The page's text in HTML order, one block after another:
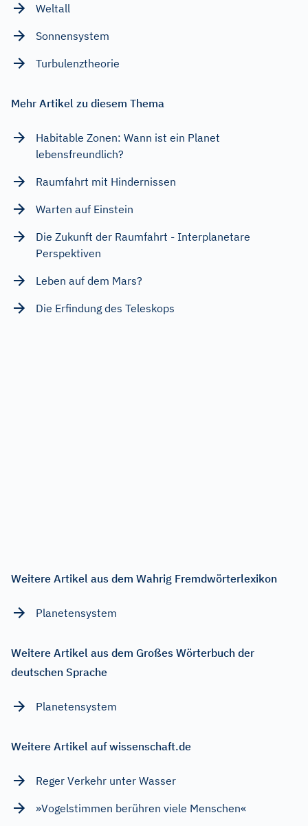
Weltall
Sonnensystem
Turbulenztheorie
Mehr Artikel zu diesem Thema
Habitable Zonen: Wann ist ein Planet
lebensfreundlich?
Raumfahrt mit Hindernissen
Warten auf Einstein
Die Zukunft der Raumfahrt - Interplanetare
Perspektiven
Leben auf dem Mars?
Die Erfindung des Teleskops
Weitere Artikel aus dem Wahrig Fremdwörterlexikon
Planetensystem
Weitere Artikel aus dem Großes Wörterbuch der
deutschen Sprache
Planetensystem
Weitere Artikel auf wissenschaft.de
Reger Verkehr unter Wasser
»Vogelstimmen berühren viele Menschen«